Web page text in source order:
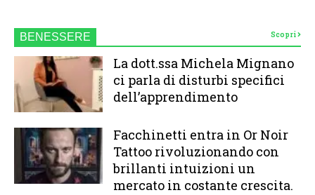
BENESSERE Scopri
La dott.ssa Michela Mignano
ci parla di disturbi specifici
dell’apprendimento
Facchinetti entra in Or Noir
Tattoo rivoluzionando con
brillanti intuizioni un
mercato in costante crescita.